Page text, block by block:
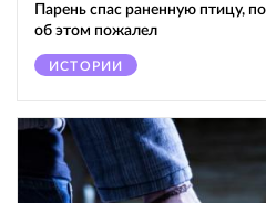
Парень спас раненную птицу,
об этом пожалел
ИСТОРИИ